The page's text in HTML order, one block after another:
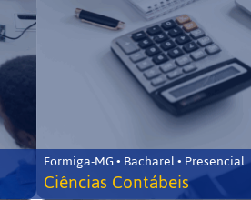
Formiga-MG • Bacharel • Presencial
Ciências Contábeis